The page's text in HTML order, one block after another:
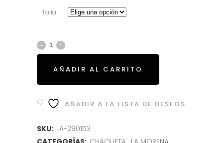
Talla
AÑADIR AL CARRITO
AÑADIR A LA LISTA DE DESEOS
SKU: LA-290153